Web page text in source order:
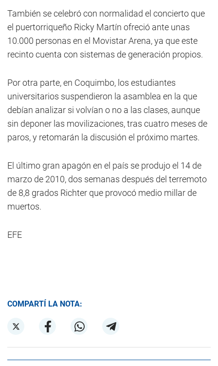
También se celebró con normalidad el concierto que
el puertorriqueño Ricky Martín ofreció ante unas
10.000 personas en el Movistar Arena, ya que este
recinto cuenta con sistemas de generación propios.
Por otra parte, en Coquimbo, los estudiantes
universitarios suspendieron la asamblea en la que
debían analizar si volvían o no a las clases, aunque
sin deponer las movilizaciones, tras cuatro meses de
paros, y retomarán la discusión el próximo martes.
El último gran apagón en el país se produjo el 14 de
marzo de 2010, dos semanas después del terremoto
de 8,8 grados Richter que provocó medio millar de
muertos.
EFE
COMPARTÍ LA NOTA: